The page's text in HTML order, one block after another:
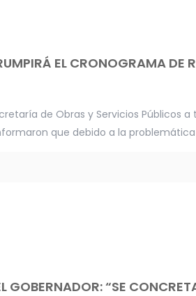
EL CRONOGRAMA DE
de Obras y Servicios Públicos
que debido a la
GOBERNADOR: “SE